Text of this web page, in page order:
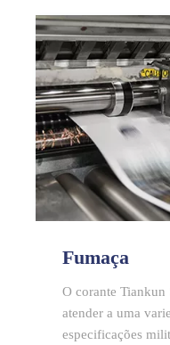
Fumaça
O corante
atender a uma
especificações